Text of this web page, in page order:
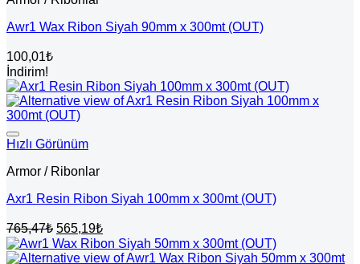
Awr1 Wax Ribon Siyah 90mm x 300mt (OUT)
100,01₺
İndirim!
Hızlı Görünüm
Armor / Ribonlar
Axr1 Resin Ribon Siyah 100mm x 300mt (OUT)
765,47₺ Orijinal
fiyat:
765,47₺.
565,19₺Şu
andaki
fiyat: